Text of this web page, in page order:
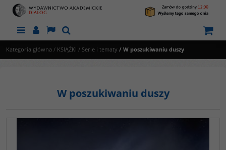
MenuPanelLangSzukaj
Kategoria główna / KSIĄŻKI / Serie i tematy / W poszukiwaniu duszy
W poszukiwaniu duszy